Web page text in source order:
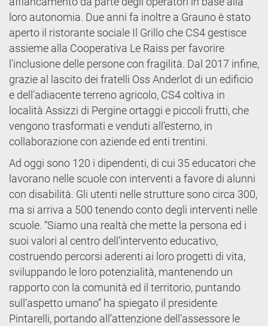
loro autonomia. Due anni fa inoltre a Grauno è stato
aperto il ristorante sociale Il Grillo che CS4 gestisce
assieme alla Cooperativa Le Raiss per favorire
l'inclusione delle persone con fragilità. Dal 2017 infine,
grazie al lascito dei fratelli Oss Anderlot di un edificio
e dell’adiacente terreno agricolo, CS4 coltiva in
località Assizzi di Pergine ortaggi e piccoli frutti, che
vengono trasformati e venduti all’esterno, in
collaborazione con aziende ed enti trentini.
Ad oggi sono 120 i dipendenti, di cui 35 educatori che
lavorano nelle scuole con interventi a favore di alunni
con disabilità. Gli utenti nelle strutture sono circa 300,
ma si arriva a 500 tenendo conto degli interventi nelle
scuole. “Siamo una realtà che mette la persona ed i
suoi valori al centro dell’intervento educativo,
costruendo percorsi aderenti ai loro progetti di vita,
sviluppando le loro potenzialità, mantenendo un
rapporto con la comunità ed il territorio, puntando
sull’aspetto umano” ha spiegato il presidente
Pintarelli, portando all’attenzione dell’assessore le